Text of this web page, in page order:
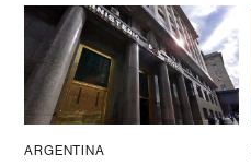
ARGENTINA